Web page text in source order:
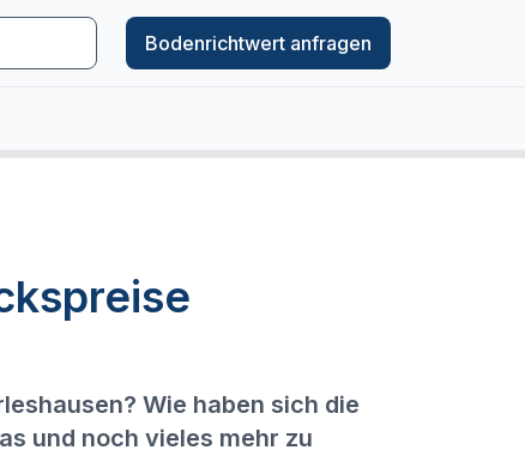
Bodenrichtwert anfragen
Wie haben sich die
und noch vieles mehr zu